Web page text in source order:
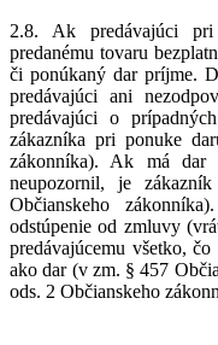
2.8. Ak predávajúci
predanému tovaru
či ponúkaný dar príjme.
predávajúci ani
predávajúci o
zákazníka pri ponuke
zákonníka). Ak má dar
neupozornil, je
Občianskeho
odstúpenie od zmluvy
predávajúcemu všetko,
ako dar (v zm. § 457
ods. 2 Občianskeho